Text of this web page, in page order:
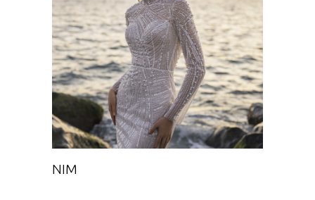
NIM
Chance
NIM